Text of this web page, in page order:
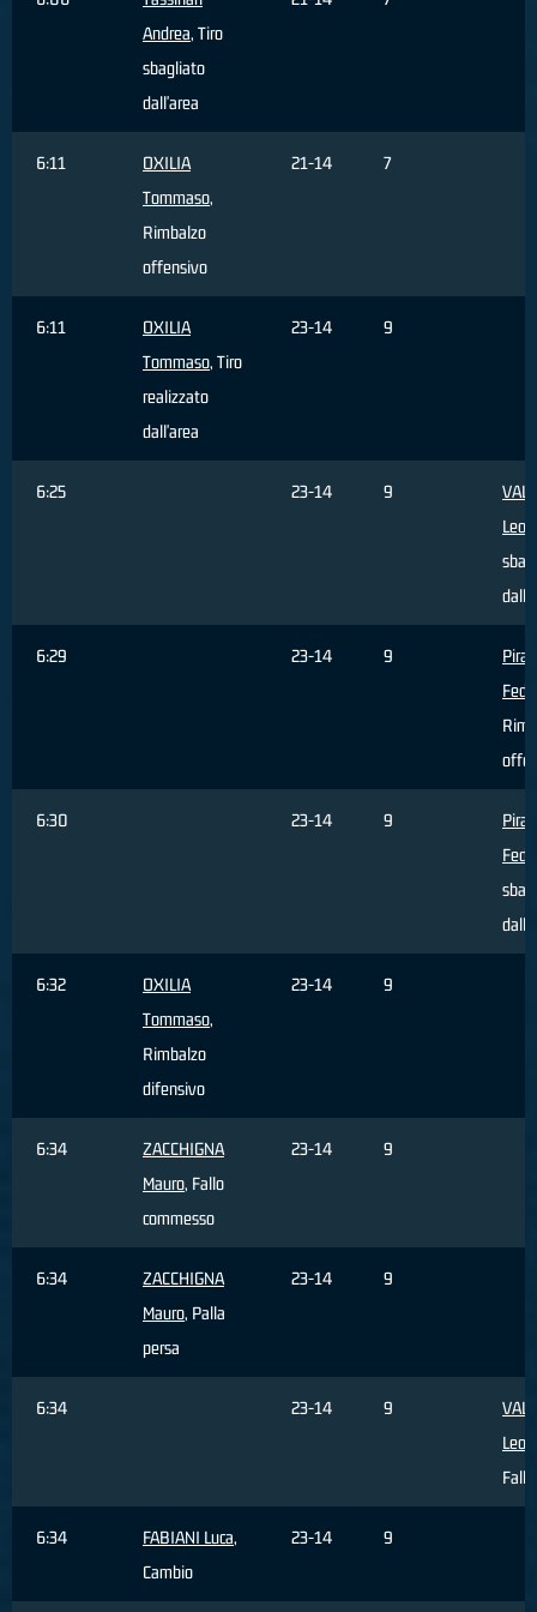
Andrea, Tiro
sbagliato
dall'area
6:11
OXILIA
Tommaso,
Rimbalzo
offensivo
21-14 7
6:11
OXILIA
Tommaso, Tiro
realizzato
dall'area
23-14 9
6:25 23-14 9
6:29 23-14 9
6:30 23-14 9
6:32
OXILIA
Tommaso,
Rimbalzo
difensivo
23-14 9
6:34
ZACCHIGNA
Mauro, Fallo
commesso
23-14 9
6:34
ZACCHIGNA
Mauro, Palla
persa
23-14 9
6:34 23-14 9
6:34 FABIANI Luca,
Cambio
23-14 9